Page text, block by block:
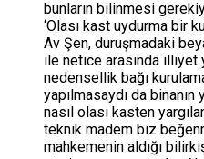
bunların bilinmesi
‘Olası kast uydurma bir
Av Şen, duruşmadaki
ile netice arasında
nedensellik bağı
yapılmasaydı da binanın
nasıl olası kasten
teknik madem biz
mahkemenin aldığı